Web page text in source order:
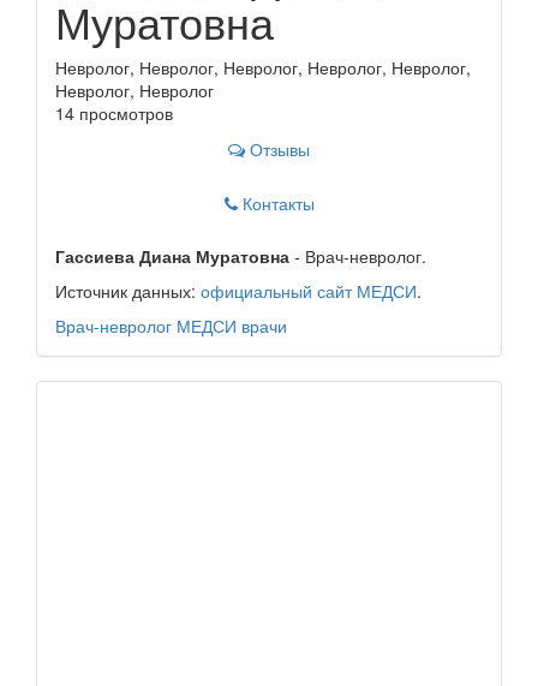
Муратовна
Невролог, Невролог, Невролог, Невролог, Невролог,
Невролог, Невролог
14 просмотров
Отзывы
Контакты
Гассиева Диана Муратовна - Врач-невролог.
Источник данных: официальный сайт МЕДСИ.
Врач-невролог МЕДСИ врачи